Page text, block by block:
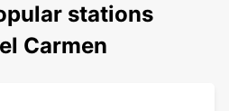
stations
Carmen